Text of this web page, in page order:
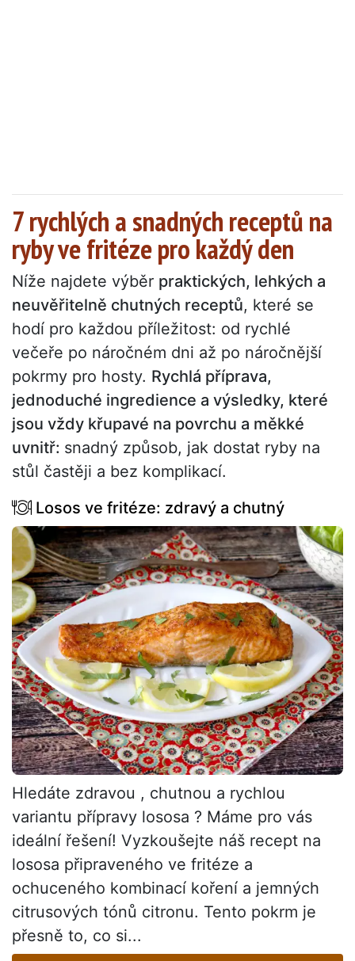
7 rychlých a snadných receptů na
ryby ve fritéze pro každý den
Níže najdete výběr praktických, lehkých a
neuvěřitelně chutných receptů, které se
hodí pro každou příležitost: od rychlé
večeře po náročném dni až po náročnější
pokrmy pro hosty. Rychlá příprava,
jednoduché ingredience a výsledky, které
jsou vždy křupavé na povrchu a měkké
uvnitř: snadný způsob, jak dostat ryby na
stůl častěji a bez komplikací.
Losos ve fritéze: zdravý a chutný
Hledáte zdravou , chutnou a rychlou
variantu přípravy lososa ? Máme pro vás
ideální řešení! Vyzkoušejte náš recept na
lososa připraveného ve fritéze a
ochuceného kombinací koření a jemných
citrusových tónů citronu. Tento pokrm je
přesně to, co si...